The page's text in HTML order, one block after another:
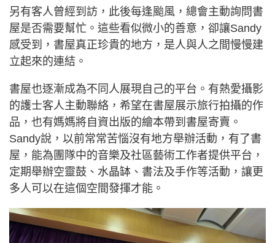
另有客人曾經到訪，此後每逢颱風，總會主動詢問書
屋是否需要幫忙。這些看似微小的善意，卻讓Sandy
感受到，書屋真正珍貴的地方，是人與人之間慢慢建
立起來的連結。
書屋也逐漸成為不同人展現自己的平台。有熱愛攝影
的護士客人主動聯絡，希望在書屋展示旅行拍攝的作
品，也有媽媽將自資出版的繪本帶到書屋寄賣。
Sandy說，以前常常苦惱沒有地方舉辦活動，有了書
屋，能為團隊中的音樂及社區藝術工作者提供平台，
定期舉辦空靈鼓、水晶缽、書法及手作等活動，讓更
多人可以在這個空間發揮才能。